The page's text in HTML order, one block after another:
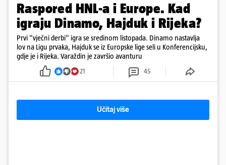
Raspored HNL-a i Europe. Kad
igraju Dinamo, Hajduk i Rijeka?
Prvi "vječni derbi" igra se sredinom listopada. Dinamo nastavlja
lov na Ligu prvaka, Hajduk se iz Europske lige seli u Konferencijsku,
gdje je i Rijeka. Varaždin je završio avanturu
21 45
Učitaj više